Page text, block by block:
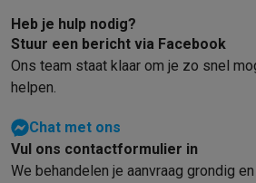
Heb je hulp nodig?
Stuur een bericht via Facebook
Ons team staat klaar om je zo snel
helpen.
Chat met ons
Vul ons contactformulier in
We behandelen je aanvraag grondig